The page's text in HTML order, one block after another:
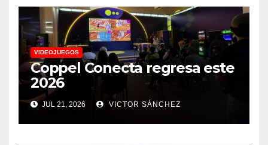
VIDEOJUEGOS
Coppel Conecta regresa este
2026
JUL 21, 2026 VICTOR SÁNCHEZ